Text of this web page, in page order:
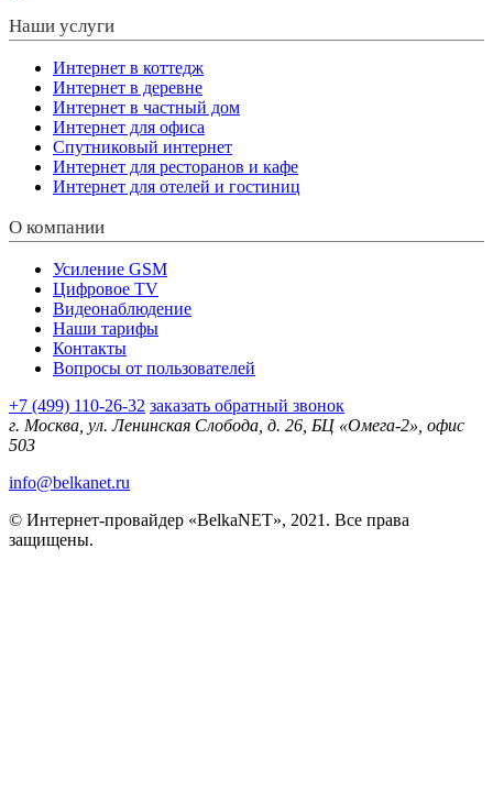
Наши услуги
Интернет в коттедж
Интернет в деревне
Интернет в частный дом
Интернет для офиса
Спутниковый интернет
Интернет для ресторанов и кафе
Интернет для отелей и гостиниц
О компании
Усиление GSM
Цифровое TV
Видеонаблюдение
Наши тарифы
Контакты
Вопросы от пользователей
+7 (499) 110-26-32 заказать обратный звонок
г. Москва, ул. Ленинская Слобода, д. 26, БЦ «Омега-2», офис
503
info@belkanet.ru
© Интернет-провайдер «BelkaNET», 2021. Все права
защищены.